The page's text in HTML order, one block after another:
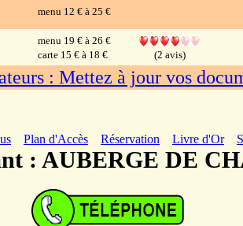
menu 12 € à 25 €
menu 19 € à 26 €
carte 15 € à 18 €
(2 avis)
: Mettez à jour vos
Plan d'Accès Réservation Livre d'Or
: AUBERGE DE